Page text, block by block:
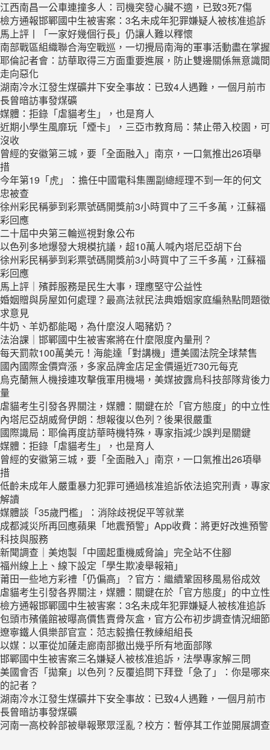
江西南昌一公車連撞多人：司機突發心臟不適，已致3死7傷
檢方通報邯鄲國中生被害案：3名未成年犯罪嫌疑人被核准追訴
馬上評丨「一家好幾個行長」仍讓人難以釋懷
南部戰區組織聯合海空戰巡，一切攪局南海的軍事活動盡在掌握
耶倫記者會：訪華取得三方面重要進展，防止雙邊關係無意識間
走向惡化
湖南冷水江發生煤礦井下安全事故：已致4人遇難，一個月前市
長曾暗訪事發煤礦
媒體：拒錄「虐貓考生」，也是育人
近期小學生風靡玩「煙卡」，三亞市教育局：禁止帶入校園，可
沒收
曾經的安徽第三城，要「全面融入」南京，一口氣推出26項舉
措
今年第19「虎」：擔任中國電科集團副總經理不到一年的何文
忠被查
徐州彩民稱夢到彩票號碼開獎前3小時買中了三千多萬，江蘇福
彩回應
二十屆中央第三輪巡視對象公布
以色列多地爆發大規模抗議，超10萬人喊內塔尼亞胡下台
徐州彩民稱夢到彩票號碼開獎前3小時買中了三千多萬，江蘇福
彩回應
馬上評｜殯葬服務是民生大事，理應堅守公益性
婚姻贈與房屋如何處理？最高法就民法典婚姻家庭編熱點問題徵
求意見
牛奶、羊奶都能喝，為什麼沒人喝豬奶？
法治課｜邯鄲國中生被害案將在什麼限度內量刑？
每天罰款100萬美元！海能達「對講機」遭美國法院全球禁售
國內國際金價齊漲，多家品牌金店足金價逼近730元每克
烏克蘭無人機接連攻擊俄軍用機場，美媒披露烏科技部隊背後力
量
虐貓考生引發各界關注，媒體：關鍵在於「官方態度」的中立性
內塔尼亞胡威脅伊朗：想報復以色列？後果很嚴重
國際識局：耶倫再度訪華時機特殊，專家指減少誤判是關鍵
媒體：拒錄「虐貓考生」，也是育人
曾經的安徽第三城，要「全面融入」南京，一口氣推出26項舉
措
低齡未成年人嚴重暴力犯罪可通過核准追訴依法追究刑責，專家
解讀
媒體談「35歲門檻」：消除歧視促平等就業
成都減災所再回應蘋果「地震預警」App收費：將更好改進預警
科技與服務
新聞調查｜美炮製「中國起重機威脅論」完全站不住腳
福州線上上、線下設定「學生欺凌舉報箱」
莆田一些地方彩禮「仍偏高」？官方：繼續鞏固移風易俗成效
虐貓考生引發各界關注，媒體：關鍵在於「官方態度」的中立性
檢方通報邯鄲國中生被害案：3名未成年犯罪嫌疑人被核准追訴
包頭市殯儀館被曝高價售賣骨灰盒，官方公布初步調查情況細節
遼寧鐵人俱樂部官宣：范志毅擔任教練組組長
以媒：以軍從加薩走廊南部撤出幾乎所有地面部隊
邯鄲國中生被害案三名嫌疑人被核准追訴，法學專家解三問
美國會否「拋棄」以色列？反覆追問下拜登「急了」：你是哪來
的記者？
湖南冷水江發生煤礦井下安全事故：已致4人遇難，一個月前市
長曾暗訪事發煤礦
河南一高校幹部被舉報聚眾淫亂？校方：暫停其工作並開展調查